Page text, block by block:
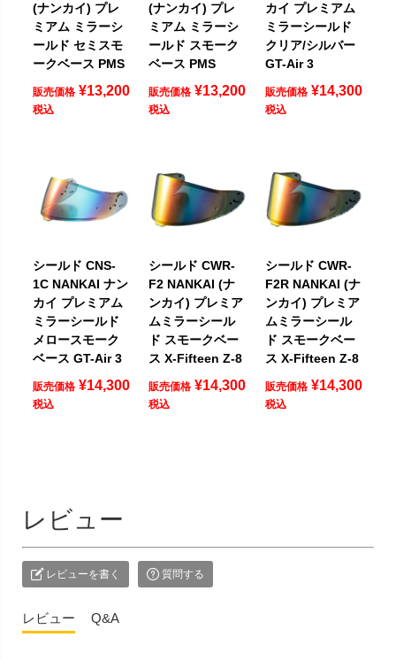
(ナンカイ) プレ
ミアム ミラーシ
ールド セミスモ
ークベース PMS
販売価格 ¥13,200
税込
(ナンカイ) プレ
ミアム ミラーシ
ールド スモーク
ベース PMS
販売価格 ¥13,200
税込
カイ プレミアム
ミラーシールド
クリア/シルバー
GT-Air 3
販売価格 ¥14,300
税込
シールド CNS-
1C NANKAI ナン
カイ プレミアム
ミラーシールド
メロースモーク
ベース GT-Air 3
販売価格 ¥14,300
税込
シールド CWR-
F2 NANKAI (ナ
ンカイ) プレミア
ムミラーシール
ド スモークベー
ス X-Fifteen Z-8
販売価格 ¥14,300
税込
シールド CWR-
F2R NANKAI (ナ
ンカイ) プレミア
ムミラーシール
ド スモークベー
ス X-Fifteen Z-8
販売価格 ¥14,300
税込
レビュー
レビューを書く 質問する
レビュー Q&A